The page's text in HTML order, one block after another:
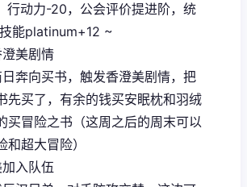
行动力-20，公会评价提进阶，统
能platinum+12 ~
美剧情
奔向买书，触发香澄美剧情，把
先买了，有余的钱买安眠枕和羽绒
买冒险之书（这周之后的周末可以
超大冒险）
入队伍